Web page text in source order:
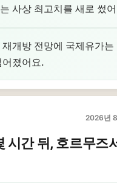
사상 최고치를 새로 썼
개방 전망에 국제유가는
졌어요.
2026년
시간 뒤, 호르무즈